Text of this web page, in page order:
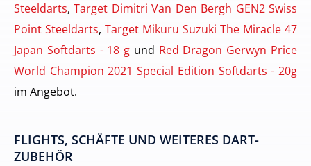
Steeldarts,Target Dimitri Van Den Bergh GEN2 Swiss
Point Steeldarts, Target Mikuru Suzuki The Miracle 47
Japan Softdarts - 18 g und Red Dragon Gerwyn Price
World Champion 2021 Special Edition Softdarts - 20g
im Angebot.
FLIGHTS, SCHÄFTE UND WEITERES DART-
ZUBEHÖR